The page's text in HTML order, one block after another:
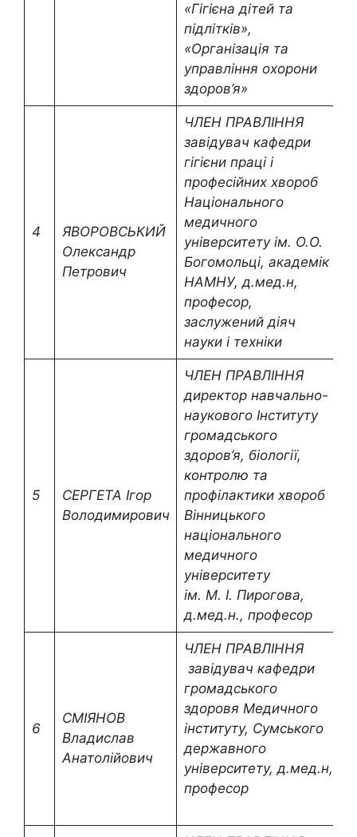
«Гігієна дітей та
підлітків»,
«Організація та
управління охорони
здоров’я»
4
ЯВОРОВСЬКИЙ
Олександр
Петрович
ЧЛЕН ПРАВЛІННЯ
завідувач кафедри
гігієни праці і
професійних хвороб
Національного
медичного
університету ім. О.О.
Богомольці, академік
НАМНУ, д.мед.н,
професор,
заслужений діяч
науки і техніки
5 СЕРГЕТА Ігор
Володимирович
ЧЛЕН ПРАВЛІННЯ
директор навчально-
наукового Інституту
громадського
здоров’я, біології,
контролю та
профілактики хвороб
Вінницького
національного
медичного
університету
ім. М. І. Пирогова,
д.мед.н., професор
6
СМІЯНОВ
Владислав
Анатолійович
ЧЛЕН ПРАВЛІННЯ
завідувач кафедри
громадського
здоровя Медичного
інституту, Сумського
державного
університету, д.мед.н,
професор